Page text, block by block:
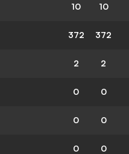
10 10
372 372
2 2
0 0
0 0
0 0